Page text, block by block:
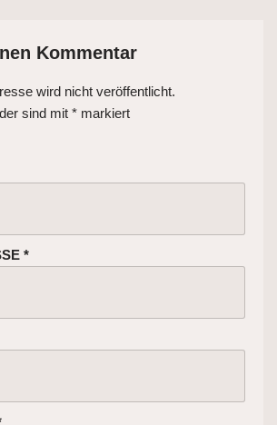
Kommentar
wird nicht veröffentlicht.
sind mit * markiert
*